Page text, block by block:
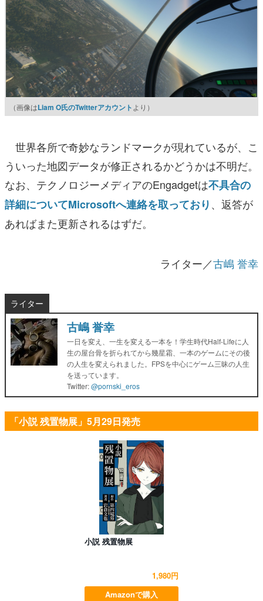
（画像はLiam O氏のTwitterアカウント より）
世界各所で奇妙なランドマークが現れているが、こ
ういった地図データが修正されるかどうかは不明だ。
なお、テクノロジーメディアのEngadgetは不具合の
詳細についてMicrosoftへ連絡を取っており、返答が
あればまた更新されるはずだ。
ライター／古嶋 誉幸
ライター
古嶋 誉幸
一日を変え、一生を変える一本を！学生時代Half-Lifeに人
生の屋台骨を折られてから幾星霜、一本のゲームにその後
の人生を変えられました。FPSを中心にゲーム三昧の人生
を送っています。
Twitter:@pornski_eros
「小説 残置物展」5月29日発売
小説 残置物展
1,980円
Amazonで購入